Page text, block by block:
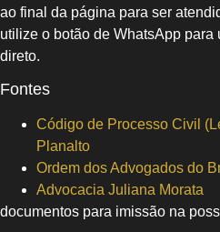
ao final da página para ser
utilize o botão de WhatsApp para
direto.
Fontes
Código de Processo Civil
Planalto
Ordem dos Advogados do
Advocacia Juliana Morata
documentos para imissão na